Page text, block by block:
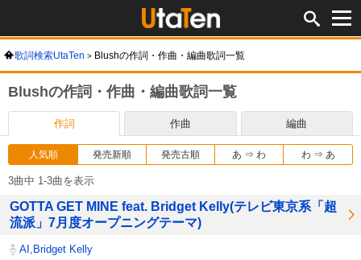
歌詞検索UtaTen Blushの作詞・作曲・編曲歌詞一覧
Blushの作詞・作曲・編曲歌詞一覧
作詞 作曲 編曲
人気順 発売新順 発売古順 あ ⇒ わ わ ⇒ あ
3曲中 1-3曲を表示
GOTTA GET MINE feat. Bridget Kelly(テレビ東京系「超
流派」7月度オープニングテーマ)
AI,Bridget Kelly